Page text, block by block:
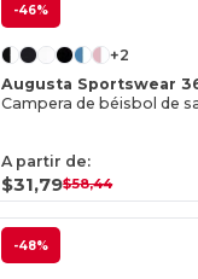
-46%
+2
Augusta Sportswear
Campera de béisbol de
A partir de:
$31,79$58,44
-48%